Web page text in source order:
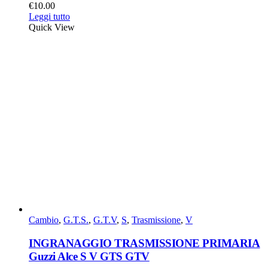
€10.00
Leggi tutto
Quick View
Cambio, G.T.S., G.T.V, S, Trasmissione, V
INGRANAGGIO TRASMISSIONE PRIMARIA
Guzzi Alce S V GTS GTV